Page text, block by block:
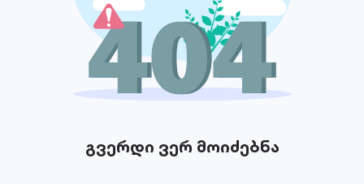
გვერდი ვერ მოიძებნა